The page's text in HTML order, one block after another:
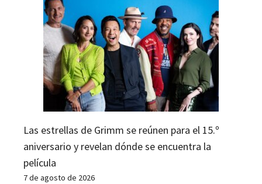
Las estrellas de Grimm se reúnen para el 15.º
aniversario y revelan dónde se encuentra la
película
7 de agosto de 2026